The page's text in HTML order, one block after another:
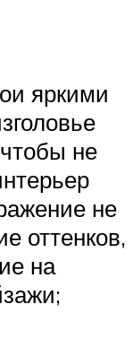
яркими
не
не
оттенков,
на